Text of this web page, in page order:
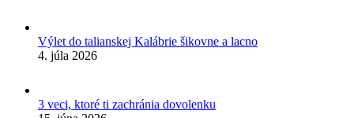
Výlet do talianskej Kalábrie šikovne a lacno
4. júla 2026
3 veci, ktoré ti zachránia dovolenku